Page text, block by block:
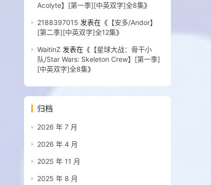
Acolyte】[第一季][中英双字]全8集》
2188397015 发表在《 【安多/Andor】
[第二季][中英双字]全12集》
WaitinZ 发表在《 【星球大战：骨干小
队/Star Wars: Skeleton Crew】[第一季]
[中英双字]全8集》
归档
2026 年 7 月
2026 年 4 月
2025 年 11 月
2025 年 8 月